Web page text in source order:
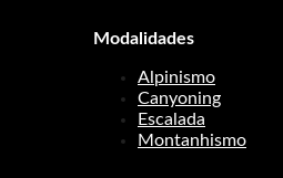
Modalidades
Alpinismo
Canyoning
Escalada
Montanhismo